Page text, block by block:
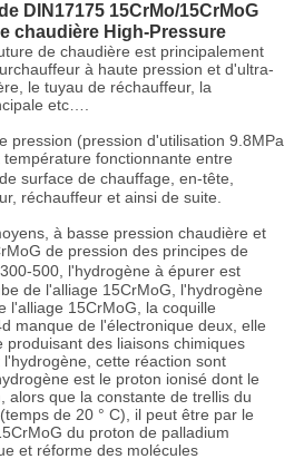
DIN17175 15CrMo/15CrMoG
chaudière High-Pressure
de chaudière est principalement
à haute pression et d'ultra-
le tuyau de réchauffeur, la
etc….
pression (pression d'utilisation 9.8MPa
fonctionnante entre
surface de chauffage, en-tête,
réchauffeur et ainsi de suite.
à basse pression chaudière et
de pression des principes de
500, l'hydrogène à épurer est
de l'alliage 15CrMoG, l'hydrogène
l'alliage 15CrMoG, la coquille
manque de l'électronique deux, elle
produisant des liaisons chimiques
cette réaction sont
est le proton ionisé dont le
alors que la constante de trellis du
de 20 ° C), il peut être par le
du proton de palladium
et réforme des molécules